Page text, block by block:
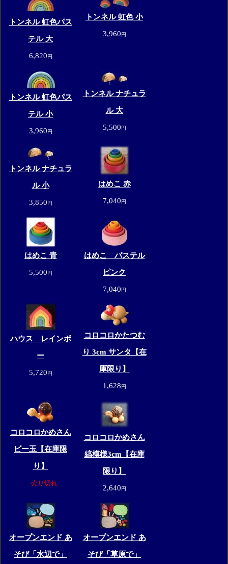
トンネル 虹色パス
テル 大
6,820円
トンネル 虹色 小
3,960円
トンネル 虹色パス
テル 小
3,960円
トンネル ナチュラ
ル 大
5,500円
トンネル ナチュラ
ル 小
3,850円
はめこ 赤
7,040円
はめこ 青
5,500円
はめこ パステル
ピンク
7,040円
ハウス レインボ
ー
5,720円
コロコロかたつむ
り 3cm サンタ【在
庫限り】
1,628円
コロコロかめさん
ビー玉【在庫限
り】
売り切れ
コロコロかめさん
縞模様3cm【在庫
限り】
2,640円
オープンエンド あ
そび「水辺で」
オープンエンド あ
そび「草原で」